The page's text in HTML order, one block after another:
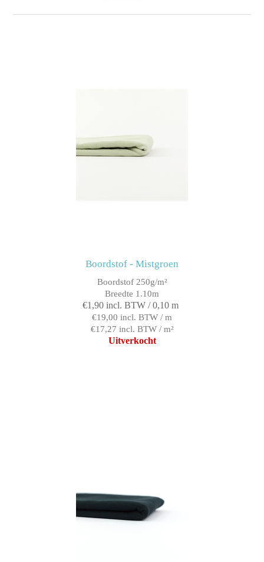
Boordstof - Mistgroen
Boordstof 250g/m²
Breedte 1.10m
€1,90 incl. BTW / 0,10 m
€19,00 incl. BTW / m
€17,27 incl. BTW / m²
Uitverkocht